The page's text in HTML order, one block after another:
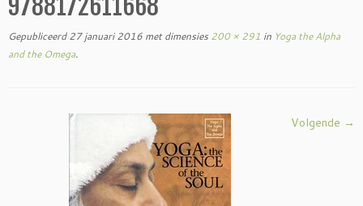
Gepubliceerd 27 januari 2016 met dimensies 200 × 291 in Yoga the Alpha
and the Omega.
Volgende →